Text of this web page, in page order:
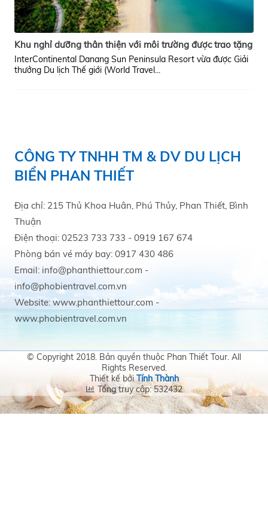
Khu nghỉ dưỡng thân thiện với môi trường được trao tặng
cho kiệt tác trên bán đảo Sơn Trà
InterContinental Danang Sun Peninsula Resort vừa được Giải
thưởng Du lịch Thế giới (World Travel...
CÔNG TY TNHH TM & DV DU LỊCH
BIỂN PHAN THIẾT
Địa chỉ: 215 Thủ Khoa Huân, Phú Thủy, Phan Thiết, Bình
Thuận
Điện thoại: 02523 733 733 - 0919 167 674
Phòng bán vé máy bay: 0917 430 486
Email: info@phanthiettour.com -
info@phobientravel.com.vn
Website: www.phanthiettour.com -
www.phobientravel.com.vn
© Copyright 2018. Bản quyền thuộc Phan Thiết Tour. All
Rights Reserved.
Thiết kế bởiTính Thành
Tổng truy cập: 532432